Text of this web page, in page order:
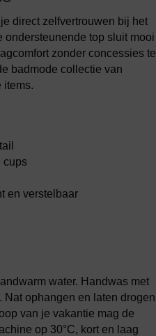
direct zelfvertrouwen bij het
ondersteunende top sluit mooi
zonder concessies te
badmode collectie van
items.
cups
en verstelbaar
water. Handwas met
ophangen en laten drogen
van je vakantie mag de
op 30°C, kort en laag